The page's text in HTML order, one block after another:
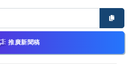
推廣新聞稿